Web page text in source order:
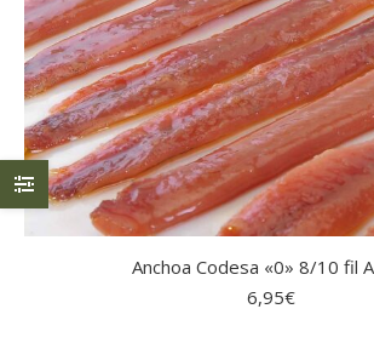
Anchoa Codesa «0» 8/10 fil
6,95€